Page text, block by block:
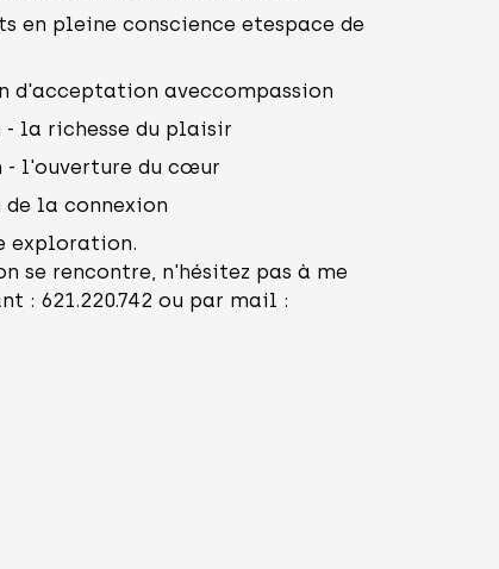
pleine conscience etespace de
aveccompassion
la richesse du plaisir
l'ouverture du cœur
la connexion
exploration.
se rencontre, n'hésitez pas à me
: 621.220.742 ou par mail :